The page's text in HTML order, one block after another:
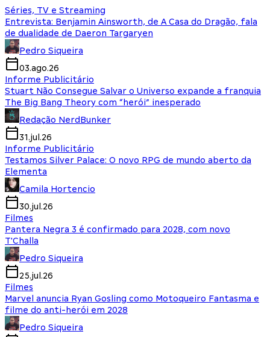
Séries, TV e Streaming
Entrevista: Benjamin Ainsworth, de A Casa do Dragão, fala
de dualidade de Daeron Targaryen
Pedro Siqueira
03.ago.26
Informe Publicitário
Stuart Não Consegue Salvar o Universo expande a franquia
The Big Bang Theory com “herói” inesperado
Redação NerdBunker
31.jul.26
Informe Publicitário
Testamos Silver Palace: O novo RPG de mundo aberto da
Elementa
Camila Hortencio
30.jul.26
Filmes
Pantera Negra 3 é confirmado para 2028, com novo
T'Challa
Pedro Siqueira
25.jul.26
Filmes
Marvel anuncia Ryan Gosling como Motoqueiro Fantasma e
filme do anti-herói em 2028
Pedro Siqueira